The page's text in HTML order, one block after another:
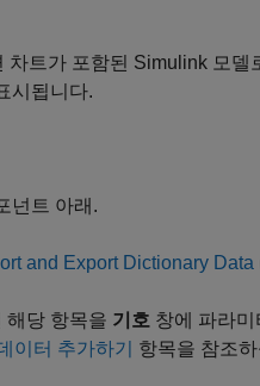
트가 포함된 Simulink 모
시됩니다.
넌트 아래.
and Export Dictionary Data
해당 항목을 기호 창에 파라미
이터 추가하기 항목을 참조